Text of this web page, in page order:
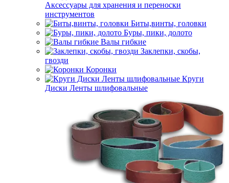
Аксессуары для хранения и переноски
инструментов
Биты,винты, головки
Буры, пики, долото
Валы гибкие
Заклепки, скобы,
гвозди
Коронки
Круги
Диски Ленты шлифовальные